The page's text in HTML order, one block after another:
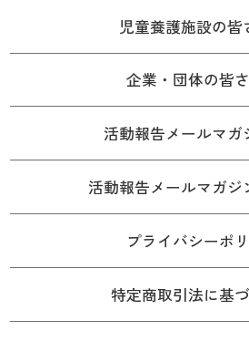
児童養護施設の皆
企業・団体の皆
活動報告メールマガ
活動報告メールマガジ
プライバシーポ
特定商取引法に基